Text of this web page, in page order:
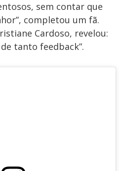
sem contar que
completou um fã.
Cardoso, revelou:
tanto feedback”.